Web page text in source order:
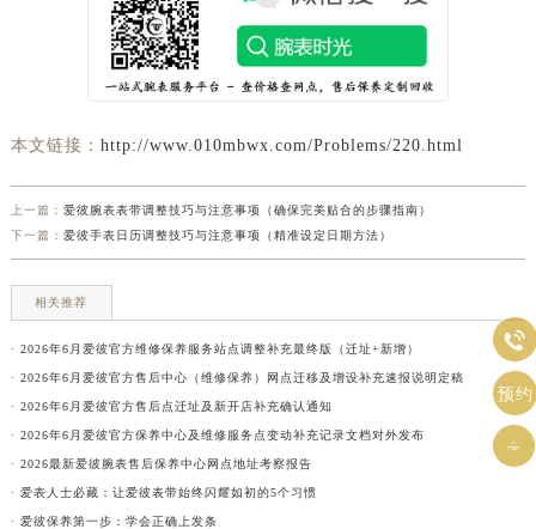
本文链接： http://www.010mbwx.com/Problems/220.html
上一篇： 爱彼腕表表带调整技巧与注意事项（确保完美贴合的步骤指南）
下一篇： 爱彼手表日历调整技巧与注意事项（精准设定日期方法）
相关推荐
· 2026年6月爱彼官方维修保养服务站点调整补充最终版（迁址+新增）
· 2026年6月爱彼官方售后中心（维修保养）网点迁移及增设补充速报说明定稿
· 2026年6月爱彼官方售后点迁址及新开店补充确认通知
· 2026年6月爱彼官方保养中心及维修服务点变动补充记录文档对外发布
· 2026最新爱彼腕表售后保养中心网点地址考察报告
· 爱表人士必藏：让爱彼表带始终闪耀如初的5个习惯
· 爱彼保养第一步：学会正确上发条

预约
